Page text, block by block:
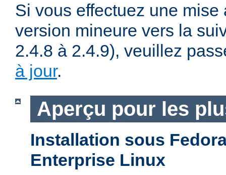
Si vous effectuez une
version mineure vers la
2.4.8 à 2.4.9), veuillez
à jour.
Aperçu pour les
Installation sous
Enterprise Linux